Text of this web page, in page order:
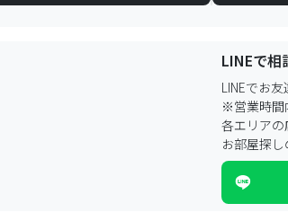
LINEで相
LINEでお
※営業時間
各エリアの
お部屋探